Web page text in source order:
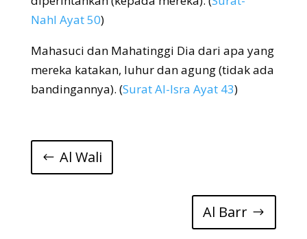
Nahl Ayat 50)
Mahasuci dan Mahatinggi Dia dari apa yang
mereka katakan, luhur dan agung (tidak ada
bandingannya). (Surat Al-Isra Ayat 43)
Al Wali
Al Barr